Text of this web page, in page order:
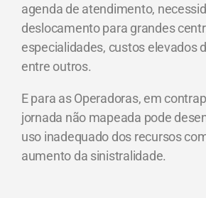
agenda de atendimento,
deslocamento para grandes
especialidades, custos elevados
entre outros.
E para as Operadoras, em
jornada não mapeada pode
uso inadequado dos recursos
aumento da sinistralidade.